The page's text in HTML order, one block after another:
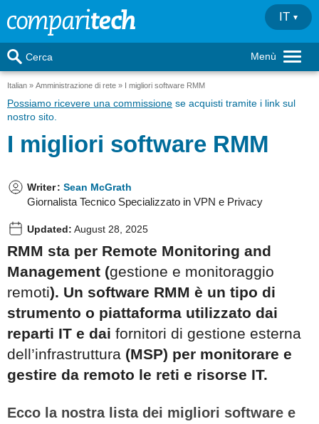
Menù
Cerca
IT
Italian Amministrazione di rete I migliori software RMM
Possiamo ricevere una commissione se acquisti tramite i link sul
nostro sito.
I migliori software RMM
Writer: Sean McGrath
Giornalista Tecnico Specializzato in VPN e Privacy
Updated: August 28, 2025
RMM sta per Remote Monitoring and
Management (gestione e monitoraggio
remoti). Un software RMM è un tipo di
strumento o piattaforma utilizzato dai
reparti IT e dai fornitori di gestione esterna
dell’infrastruttura (MSP) per monitorare e
gestire da remoto le reti e risorse IT.
Ecco la nostra lista dei migliori software e